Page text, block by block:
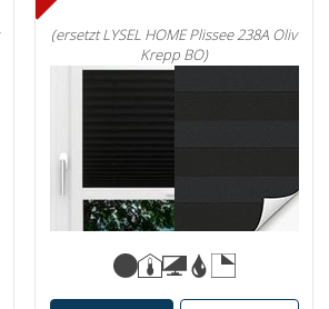
(ersetzt LYSEL HOME Plissee 238A Oliv
Krepp BO)